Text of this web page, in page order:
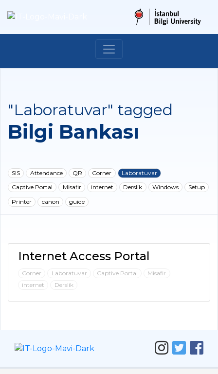
"Laboratuvar" tagged
Bilgi Bankası
SIS Attendance QR Corner
Laboratuvar
Captive Portal
Misafir internet Derslik Windows
Setup
Printer
canon guide
Internet Access Portal
Corner Laboratuvar Captive Portal
Misafir
internet
Derslik